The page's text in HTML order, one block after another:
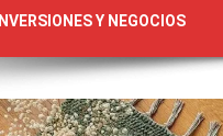
INVERSIONES Y NEGOCIOS